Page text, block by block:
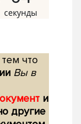
что
Вы в
и
другие